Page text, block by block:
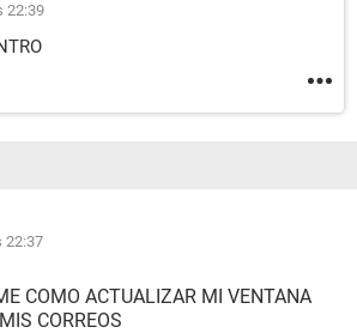
22:39
22:37
COMO ACTUALIZAR MI VENTANA
CORREOS